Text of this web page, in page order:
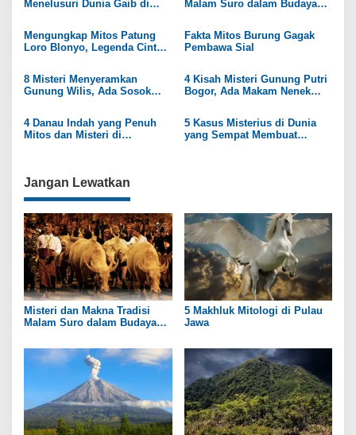
a
s
i
p
o
s
Menelusuri Dunia Gaib di
Malam Suro dalam Budaya
Mengungkap Mitos Patung
Loro Blonyo, Legenda Cinta
Fakta Mitos Burung Gagak
Pembawa Sial
8 Misteri Menyeramkan
Gunung Wilis, Ada Sosok
4 Kisah Misteri Gunung Putri
Bogor, Ada Makam Nenek
4 Danau Indah yang Penuh
Mitos dan Misteri di
5 Kasus Misterius di Dunia
yang Sempat Membuat
Jangan Lewatkan
Misteri dan Makna Tradisi
Malam Suro dalam Budaya
5 Makhluk Mitologi di Pulau
Jawa